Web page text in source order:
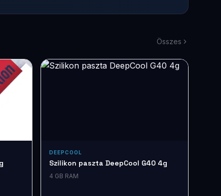
Összes
DEEPCOOL
Szilikon paszta DeepCool G40 4g
4 GB RAM